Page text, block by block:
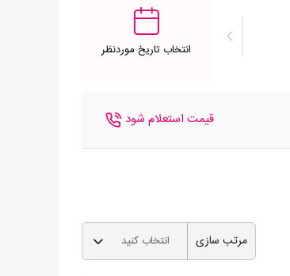
انتخاب تاریخ موردنظر
قیمت استعلام شود
مرتب سازی انتخاب کنید